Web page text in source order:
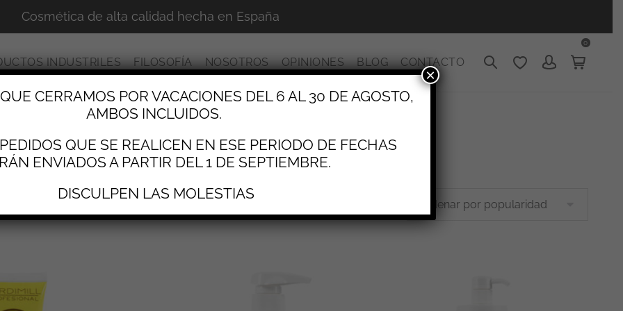
Cosmética de alta calidad hecha en España
INDUSTRILES FILOSOFÍA NOSOTROS OPINIONES BLOG CONTACTO
0
CERRAMOS POR VACACIONES DEL 6 AL 30 DE AGOSTO,
AMBOS INCLUIDOS.
QUE SE REALICEN EN ESE PERIODO DE FECHAS
ENVIADOS A PARTIR DEL 1 DE SEPTIEMBRE.
DISCULPEN LAS MOLESTIAS
×